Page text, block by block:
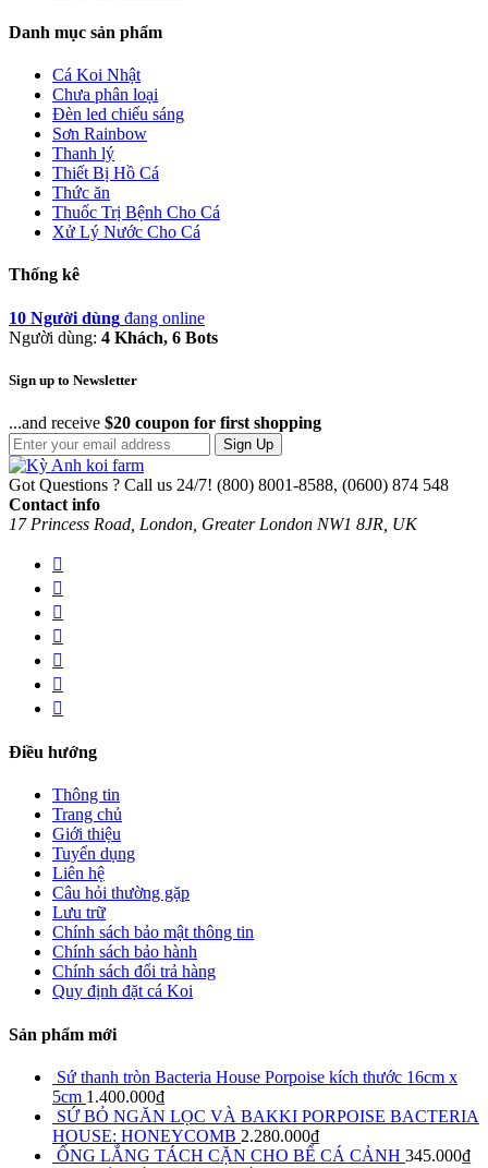
Danh mục sản phẩm
Cá Koi Nhật
Chưa phân loại
Đèn led chiếu sáng
Sơn Rainbow
Thanh lý
Thiết Bị Hồ Cá
Thức ăn
Thuốc Trị Bệnh Cho Cá
Xử Lý Nước Cho Cá
Thống kê
10 Người dùng đang online
Người dùng: 4 Khách, 6 Bots
Sign up to Newsletter
...and receive $20 coupon for first shopping
Sign Up
Got Questions ? Call us 24/7! (800) 8001-8588, (0600) 874 548
Contact info
17 Princess Road, London, Greater London NW1 8JR, UK
Điều hướng
Thông tin
Trang chủ
Giới thiệu
Tuyển dụng
Liên hệ
Câu hỏi thường gặp
Lưu trữ
Chính sách bảo mật thông tin
Chính sách bảo hành
Chính sách đổi trả hàng
Quy định đặt cá Koi
Sản phẩm mới
Sứ thanh tròn Bacteria House Porpoise kích thước 16cm x
5cm 1.400.000₫
SỨ BỎ NGĂN LỌC VÀ BAKKI PORPOISE BACTERIA
HOUSE: HONEYCOMB 2.280.000₫
ỐNG LẮNG TÁCH CẶN CHO BỂ CÁ CẢNH 345.000₫